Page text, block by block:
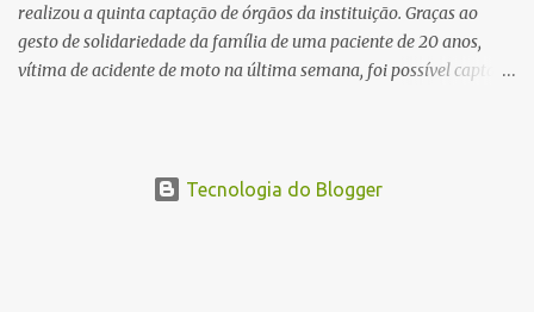
realizou a quinta captação de órgãos da instituição. Graças ao
gesto de solidariedade da família de uma paciente de 20 anos,
vítima de acidente de moto na última semana, foi possível captar o
equipe responsável pela captação do coração chegou a São Carlos
Tecnologia do Blogger